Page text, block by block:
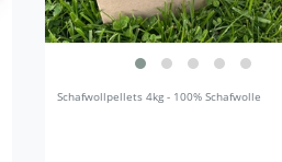
Schafwollpellets 4kg - 100% Schafwolle